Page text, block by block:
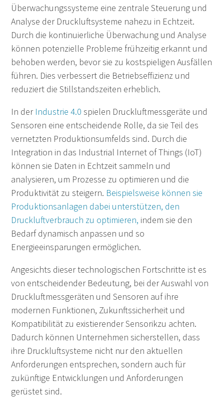
Überwachungssysteme eine zentrale Steuerung und
Analyse der Druckluftsysteme nahezu in Echtzeit.
Durch die kontinuierliche Überwachung und Analyse
können potenzielle Probleme frühzeitig erkannt und
behoben werden, bevor sie zu kostspieligen Ausfällen
führen. Dies verbessert die Betriebseffizienz und
reduziert die Stillstandszeiten erheblich.
In der Industrie 4.0 spielen Druckluftmessgeräte und
Sensoren eine entscheidende Rolle, da sie Teil des
vernetzten Produktionsumfelds sind. Durch die
Integration in das Industrial Internet of Things (IoT)
können sie Daten in Echtzeit sammeln und
analysieren, um Prozesse zu optimieren und die
Produktivität zu steigern. Beispielsweise können sie
Produktionsanlagen dabei unterstützen, den
Druckluftverbrauch zu optimieren, indem sie den
Bedarf dynamisch anpassen und so
Energieeinsparungen ermöglichen.
Angesichts dieser technologischen Fortschritte ist es
von entscheidender Bedeutung, bei der Auswahl von
Druckluftmessgeräten und Sensoren auf ihre
modernen Funktionen, Zukunftssicherheit und
Kompatibilität zu existierender Sensorikzu achten.
Dadurch können Unternehmen sicherstellen, dass
ihre Druckluftsysteme nicht nur den aktuellen
Anforderungen entsprechen, sondern auch für
zukünftige Entwicklungen und Anforderungen
gerüstet sind.